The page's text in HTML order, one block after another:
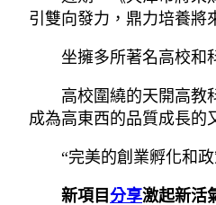
引雙向發力，鼎力培養將
坐擁多所著名高校和
高校圍繞的天開高教
成為高東西的品質成長的
“完美的創業孵化和
新項目 分享激起新活